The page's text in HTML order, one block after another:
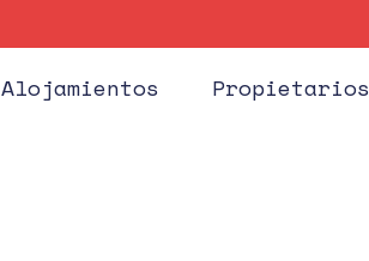
Alojamientos Propietarios